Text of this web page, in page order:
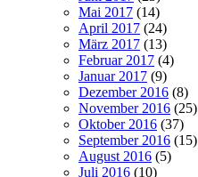
Mai 2017 (14)
April 2017 (24)
März 2017 (13)
Februar 2017 (4)
Januar 2017 (9)
Dezember 2016 (8)
November 2016 (25)
Oktober 2016 (37)
September 2016 (15)
August 2016 (5)
Juli 2016 (10)